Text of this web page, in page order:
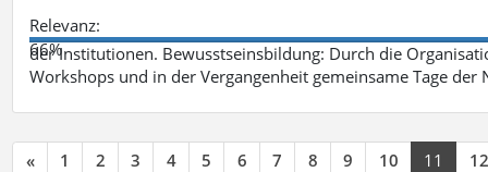
Relevanz:
66%
der Institutionen. Bewusstseinsbildung: Durch die
Workshops und in der Vergangenheit gemeinsame Tage
« 1 2 3 4 5 6 7 8 9 10 11 12